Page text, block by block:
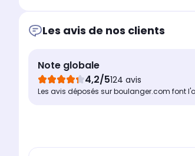
Les avis de nos clients
Note globale
4,2/5124 avis
Les avis déposés sur boulanger.com font